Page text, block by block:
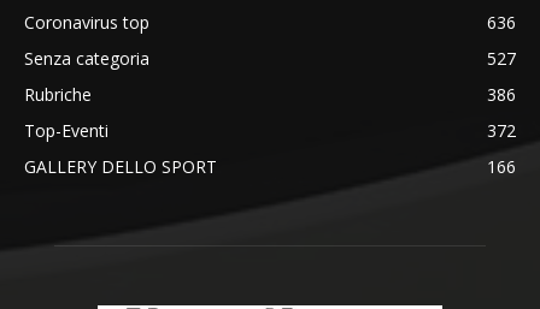
Coronavirus top
636
Senza categoria
527
Rubriche
386
Top-Eventi
372
GALLERY DELLO SPORT
166